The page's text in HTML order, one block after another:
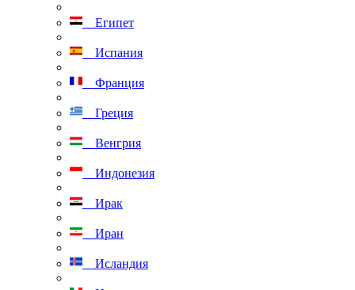
Египет
Испания
Франция
Греция
Венгрия
Индонезия
Ирак
Иран
Исландия